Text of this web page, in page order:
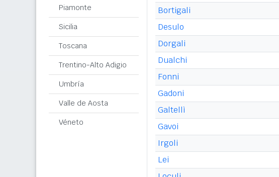
Piamonte
Sicilia
Toscana
Trentino-Alto Adigio
Umbría
Valle de Aosta
Véneto
Bortigali
Desulo
Dorgali
Dualchi
Fonni
Gadoni
Galtellì
Gavoi
Irgoli
Lei